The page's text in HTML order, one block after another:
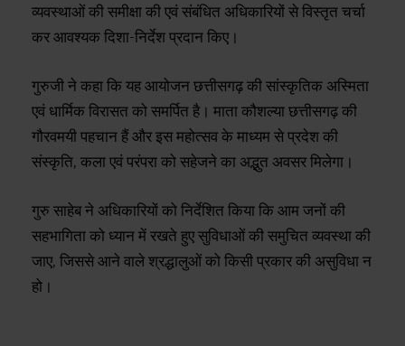
व्यवस्थाओं की समीक्षा की एवं संबंधित अधिकारियों से विस्तृत चर्चा
कर आवश्यक दिशा-निर्देश प्रदान किए।
गुरुजी ने कहा कि यह आयोजन छत्तीसगढ़ की सांस्कृतिक अस्मिता
एवं धार्मिक विरासत को समर्पित है। माता कौशल्या छत्तीसगढ़ की
गौरवमयी पहचान हैं और इस महोत्सव के माध्यम से प्रदेश की
संस्कृति, कला एवं परंपरा को सहेजने का अद्भुत अवसर मिलेगा।
गुरु साहेब ने अधिकारियों को निर्देशित किया कि आम जनों की
सहभागिता को ध्यान में रखते हुए सुविधाओं की समुचित व्यवस्था की
जाए, जिससे आने वाले श्रद्धालुओं को किसी प्रकार की असुविधा न
हो।